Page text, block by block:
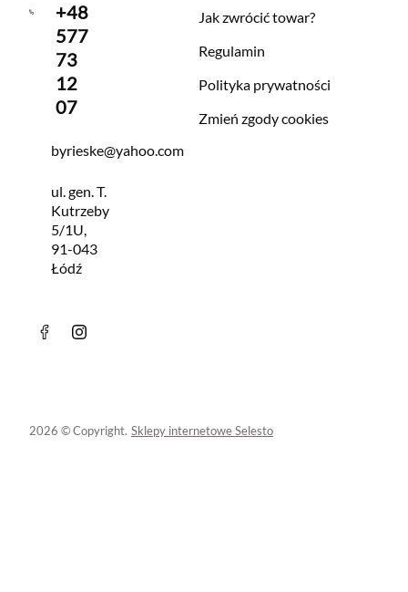
+48
577
73
12
07
byrieske@yahoo.com
ul. gen. T.
Kutrzeby
5/1U,
91-043
Łódź
Jak zwrócić towar?
Regulamin
Polityka prywatności
Zmień zgody cookies
2026 © Copyright. Sklepy internetowe Selesto